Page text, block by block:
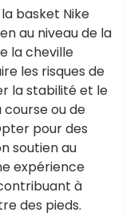
basket Nike
au niveau de la
la cheville
les risques de
la stabilité et le
ou de
pour des
soutien au
expérience
à
des pieds.